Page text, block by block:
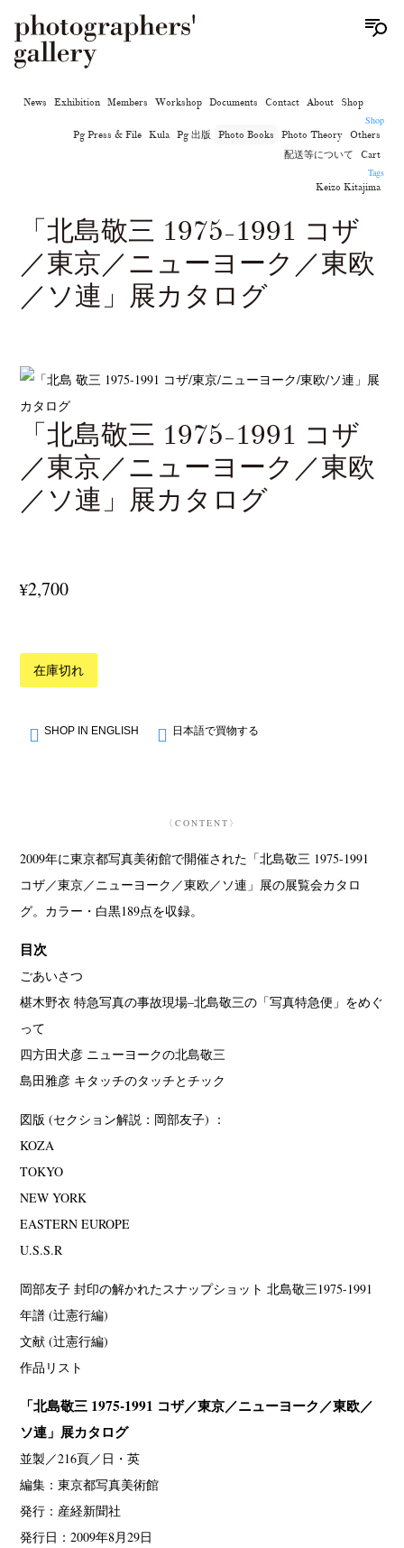
News Exhibition Members Workshop Documents Contact About
Shop
Shop
Pg Press & File Kula Pg 出版 Photo Books Photo Theory Others
配送等について
Cart
Tags
Keizo Kitajima
「北島敬三 1975-1991 コザ
／東京／ニューヨーク／東欧
／ソ連」展カタログ
「北島敬三 1975-1991 コザ
／東京／ニューヨーク／東欧
／ソ連」展カタログ
¥2,700
在庫切れ
SHOP IN ENGLISH 日本語で買物する
〈CONTENT〉
2009年に東京都写真美術館で開催された「北島敬三 1975-1991
コザ／東京／ニューヨーク／東欧／ソ連」展の展覧会カタロ
グ。カラー・白黒189点を収録。
目次
ごあいさつ
椹木野衣 特急写真の事故現場–北島敬三の「写真特急便」をめぐ
って
四方田犬彦 ニューヨークの北島敬三
島田雅彦 キタッチのタッチとチック
図版 (セクション解説：岡部友子) ：
KOZA
TOKYO
NEW YORK
EASTERN EUROPE
U.S.S.R
岡部友子 封印の解かれたスナップショット 北島敬三1975-1991
年譜 (辻憲行編)
文献 (辻憲行編)
作品リスト
「北島敬三 1975-1991 コザ／東京／ニューヨーク／東欧／
ソ連」展カタログ
並製／216頁／日・英
編集：東京都写真美術館
発行：産経新聞社
発行日：2009年8月29日